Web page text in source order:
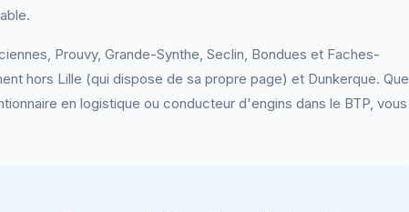
Prouvy, Grande-Synthe, Seclin, Bondues et Faches-
hors Lille (qui dispose de sa propre page) et Dunkerque. Que
en logistique ou conducteur d'engins dans le BTP, vous